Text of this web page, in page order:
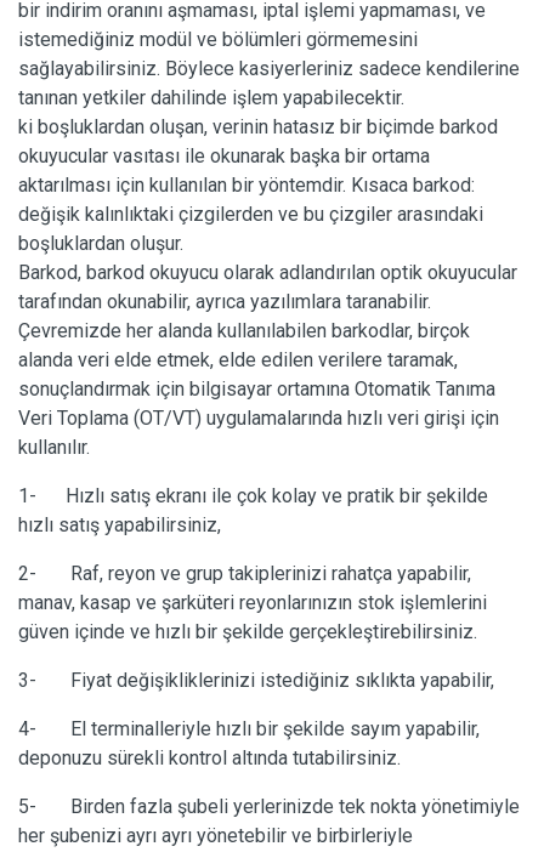
bir indirim oranını aşmaması, iptal işlemi yapmaması, ve
istemediğiniz modül ve bölümleri görmemesini
sağlayabilirsiniz. Böylece kasiyerleriniz sadece kendilerine
tanınan yetkiler dahilinde işlem yapabilecektir.
ki boşluklardan oluşan, verinin hatasız bir biçimde barkod
okuyucular vasıtası ile okunarak başka bir ortama
aktarılması için kullanılan bir yöntemdir. Kısaca barkod:
değişik kalınlıktaki çizgilerden ve bu çizgiler arasındaki
boşluklardan oluşur.
Barkod, barkod okuyucu olarak adlandırılan optik okuyucular
tarafından okunabilir, ayrıca yazılımlara taranabilir.
Çevremizde her alanda kullanılabilen barkodlar, birçok
alanda veri elde etmek, elde edilen verilere taramak,
sonuçlandırmak için bilgisayar ortamına Otomatik Tanıma
Veri Toplama (OT/VT) uygulamalarında hızlı veri girişi için
kullanılır.
1- Hızlı satış ekranı ile çok kolay ve pratik bir şekilde
hızlı satış yapabilirsiniz,
2- Raf, reyon ve grup takiplerinizi rahatça yapabilir,
manav, kasap ve şarküteri reyonlarınızın stok işlemlerini
güven içinde ve hızlı bir şekilde gerçekleştirebilirsiniz.
3- Fiyat değişikliklerinizi istediğiniz sıklıkta yapabilir,
4- El terminalleriyle hızlı bir şekilde sayım yapabilir,
deponuzu sürekli kontrol altında tutabilirsiniz.
5- Birden fazla şubeli yerlerinizde tek nokta yönetimiyle
her şubenizi ayrı ayrı yönetebilir ve birbirleriyle